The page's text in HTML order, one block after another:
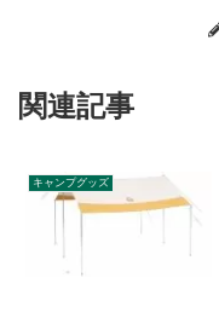
関連記事
キャンプグッズ